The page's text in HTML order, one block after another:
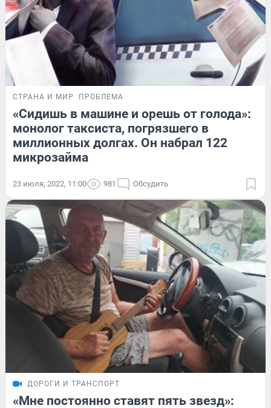
СТРАНА И МИР ПРОБЛЕМА
«Сидишь в машине и орешь от голода»:
монолог таксиста, погрязшего в
миллионных долгах. Он набрал 122
микрозайма
23 июля, 2022, 11:00 981 Обсудить
ДОРОГИ И ТРАНСПОРТ
«Мне постоянно ставят пять звезд»: